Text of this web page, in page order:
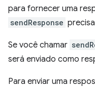
para fornecer uma
sendResponse
Se você chamar
será enviado como
Para enviar uma